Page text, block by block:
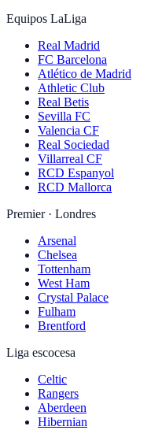
Equipos LaLiga
Real Madrid
FC Barcelona
Atlético de Madrid
Athletic Club
Real Betis
Sevilla FC
Valencia CF
Real Sociedad
Villarreal CF
RCD Espanyol
RCD Mallorca
Premier · Londres
Arsenal
Chelsea
Tottenham
West Ham
Crystal Palace
Fulham
Brentford
Liga escocesa
Celtic
Rangers
Aberdeen
Hibernian